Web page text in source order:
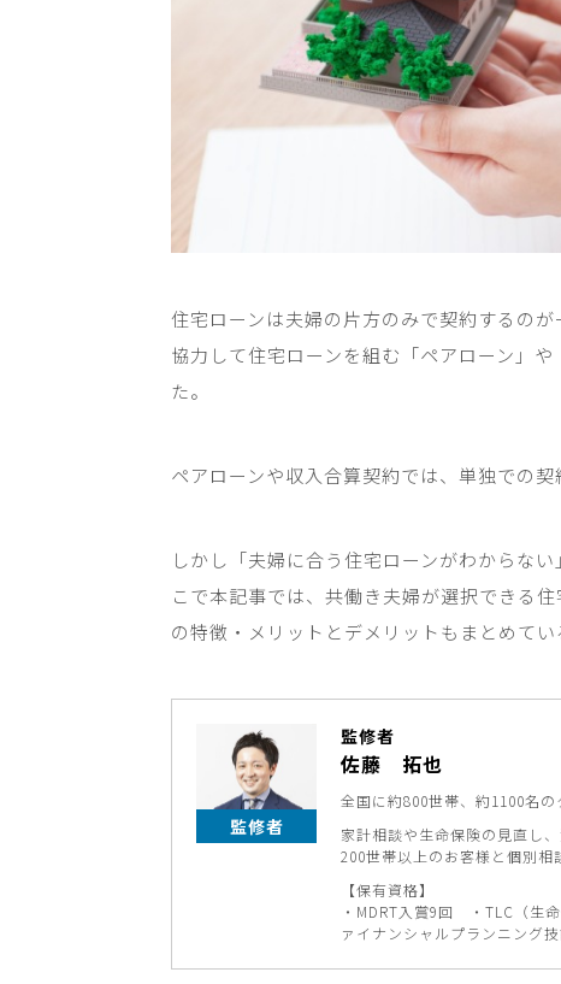
住宅ローンは夫婦の片方のみで契約するの
協力して住宅ローンを組む「ペアローン」
た。
ペアローンや収入合算契約では、単独での
しかし「夫婦に合う住宅ローンがわからな
こで本記事では、共働き夫婦が選択できる
の特徴・メリットとデメリットもまとめて
監修者
監修者
佐藤 拓也
全国に約800世帯、約1100名
家計相談や生命保険の見直し
200世帯以上のお客様と個別相
【保有資格】
・MDRT入賞9回 ・TLC（生
ァイナンシャルプランニング